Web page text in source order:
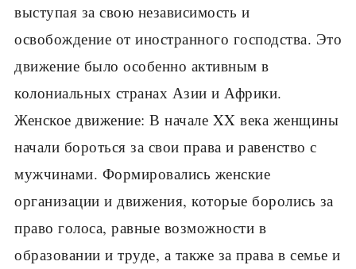
выступая за свою независимость и
освобождение от иностранного господства. Это
движение было особенно активным в
колониальных странах Азии и Африки.
Женское движение: В начале XX века женщины
начали бороться за свои права и равенство с
мужчинами. Формировались женские
организации и движения, которые боролись за
право голоса, равные возможности в
образовании и труде, а также за права в семье и